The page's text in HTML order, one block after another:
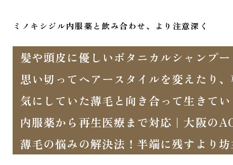
ミノキシジル内服薬と飲み合わせ、より注意深く
髪や頭皮に優しいボタニカルシャンプー
思い切ってヘアースタイルを変えたり
気にしていた薄毛と向き合って生きてい
内服薬から再生医療まで対応｜大阪の
薄毛の悩みの解決法！半端に残すより